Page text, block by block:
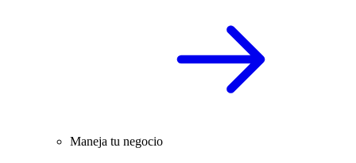
Maneja tu negocio